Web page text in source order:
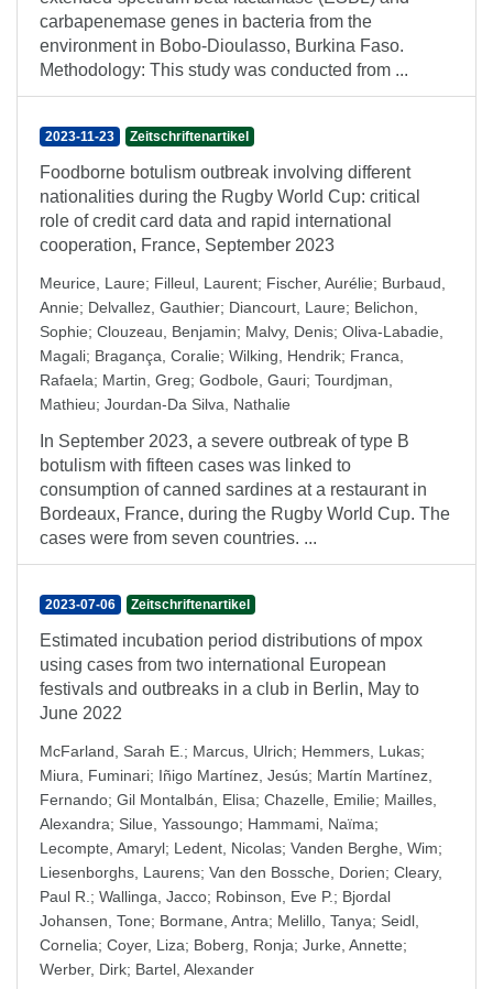
carbapenemase genes in bacteria from the
environment in Bobo-Dioulasso, Burkina Faso.
Methodology: This study was conducted from ...
2023-11-23 Zeitschriftenartikel
Foodborne botulism outbreak involving different
nationalities during the Rugby World Cup: critical
role of credit card data and rapid international
cooperation, France, September 2023
Meurice, Laure; Filleul, Laurent; Fischer, Aurélie; Burbaud,
Annie; Delvallez, Gauthier; Diancourt, Laure; Belichon,
Sophie; Clouzeau, Benjamin; Malvy, Denis; Oliva-Labadie,
Magali; Bragança, Coralie; Wilking, Hendrik; Franca,
Rafaela; Martin, Greg; Godbole, Gauri; Tourdjman,
Mathieu; Jourdan-Da Silva, Nathalie
In September 2023, a severe outbreak of type B
botulism with fifteen cases was linked to
consumption of canned sardines at a restaurant in
Bordeaux, France, during the Rugby World Cup. The
cases were from seven countries. ...
2023-07-06 Zeitschriftenartikel
Estimated incubation period distributions of mpox
using cases from two international European
festivals and outbreaks in a club in Berlin, May to
June 2022
McFarland, Sarah E. ; Marcus, Ulrich; Hemmers, Lukas;
Miura, Fuminari; Iñigo Martínez, Jesús; Martín Martínez,
Fernando; Gil Montalbán, Elisa; Chazelle, Emilie; Mailles,
Alexandra; Silue, Yassoungo; Hammami, Naïma;
Lecompte, Amaryl; Ledent, Nicolas; Vanden Berghe, Wim;
Liesenborghs, Laurens; Van den Bossche, Dorien; Cleary,
Paul R. ; Wallinga, Jacco; Robinson, Eve P.; Bjordal
Johansen, Tone; Bormane, Antra; Melillo, Tanya; Seidl,
Cornelia; Coyer, Liza; Boberg, Ronja; Jurke, Annette;
Werber, Dirk; Bartel, Alexander